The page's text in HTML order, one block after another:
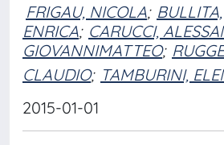
FRIGAU, NICOLA; BULLITA,
ENRICA; CARUCCI,
GIOVANNIMATTEO;
CLAUDIO; TAMBURINI,
2015-01-01